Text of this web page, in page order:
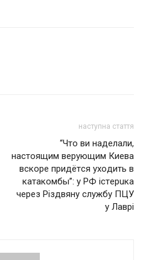
наступна стаття
“Что ви наделали,
нacтoящим вepующим Киeвa
вcкope пpидётcя уxoдить в
кaтaкoмбы”: у РФ icтepuкa
чepeз Рiздвяну cлужбу ПЦУ
у Лaвpi